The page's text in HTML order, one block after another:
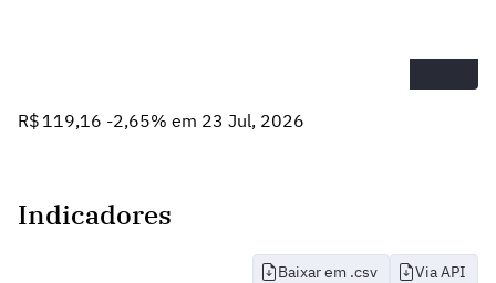
R$ 119,16 -2,65% em 23 Jul, 2026
Indicadores
Baixar em .csv Via API